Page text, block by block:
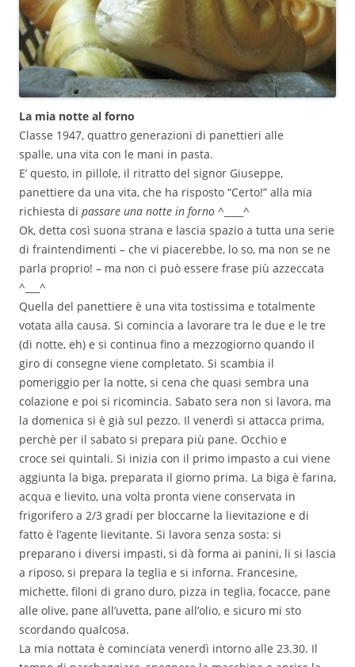
La mia notte al forno
Classe 1947, quattro generazioni di panettieri alle
spalle, una vita con le mani in pasta.
E’ questo, in pillole, il ritratto del signor Giuseppe,
panettiere da una vita, che ha risposto “Certo!” alla mia
richiesta di passare una notte in forno ^____^
Ok, detta così suona strana e lascia spazio a tutta una serie
di fraintendimenti – che vi piacerebbe, lo so, ma non se ne
parla proprio! – ma non ci può essere frase più azzeccata
^___^
Quella del panettiere è una vita tostissima e totalmente
votata alla causa. Si comincia a lavorare tra le due e le tre
(di notte, eh) e si continua fino a mezzogiorno quando il
giro di consegne viene completato. Si scambia il
pomeriggio per la notte, si cena che quasi sembra una
colazione e poi si ricomincia. Sabato sera non si lavora, ma
la domenica si è già sul pezzo. Il venerdì si attacca prima,
perchè per il sabato si prepara più pane. Occhio e
croce sei quintali. Si inizia con il primo impasto a cui viene
aggiunta la biga, preparata il giorno prima. La biga è farina,
acqua e lievito, una volta pronta viene conservata in
frigorifero a 2/3 gradi per bloccarne la lievitazione e di
fatto è l’agente lievitante. Si lavora senza sosta: si
preparano i diversi impasti, si dà forma ai panini, li si lascia
a riposo, si prepara la teglia e si inforna. Francesine,
michette, filoni di grano duro, pizza in teglia, focacce, pane
alle olive, pane all’uvetta, pane all’olio, e sicuro mi sto
scordando qualcosa.
La mia nottata è cominciata venerdì intorno alle 23.30. Il